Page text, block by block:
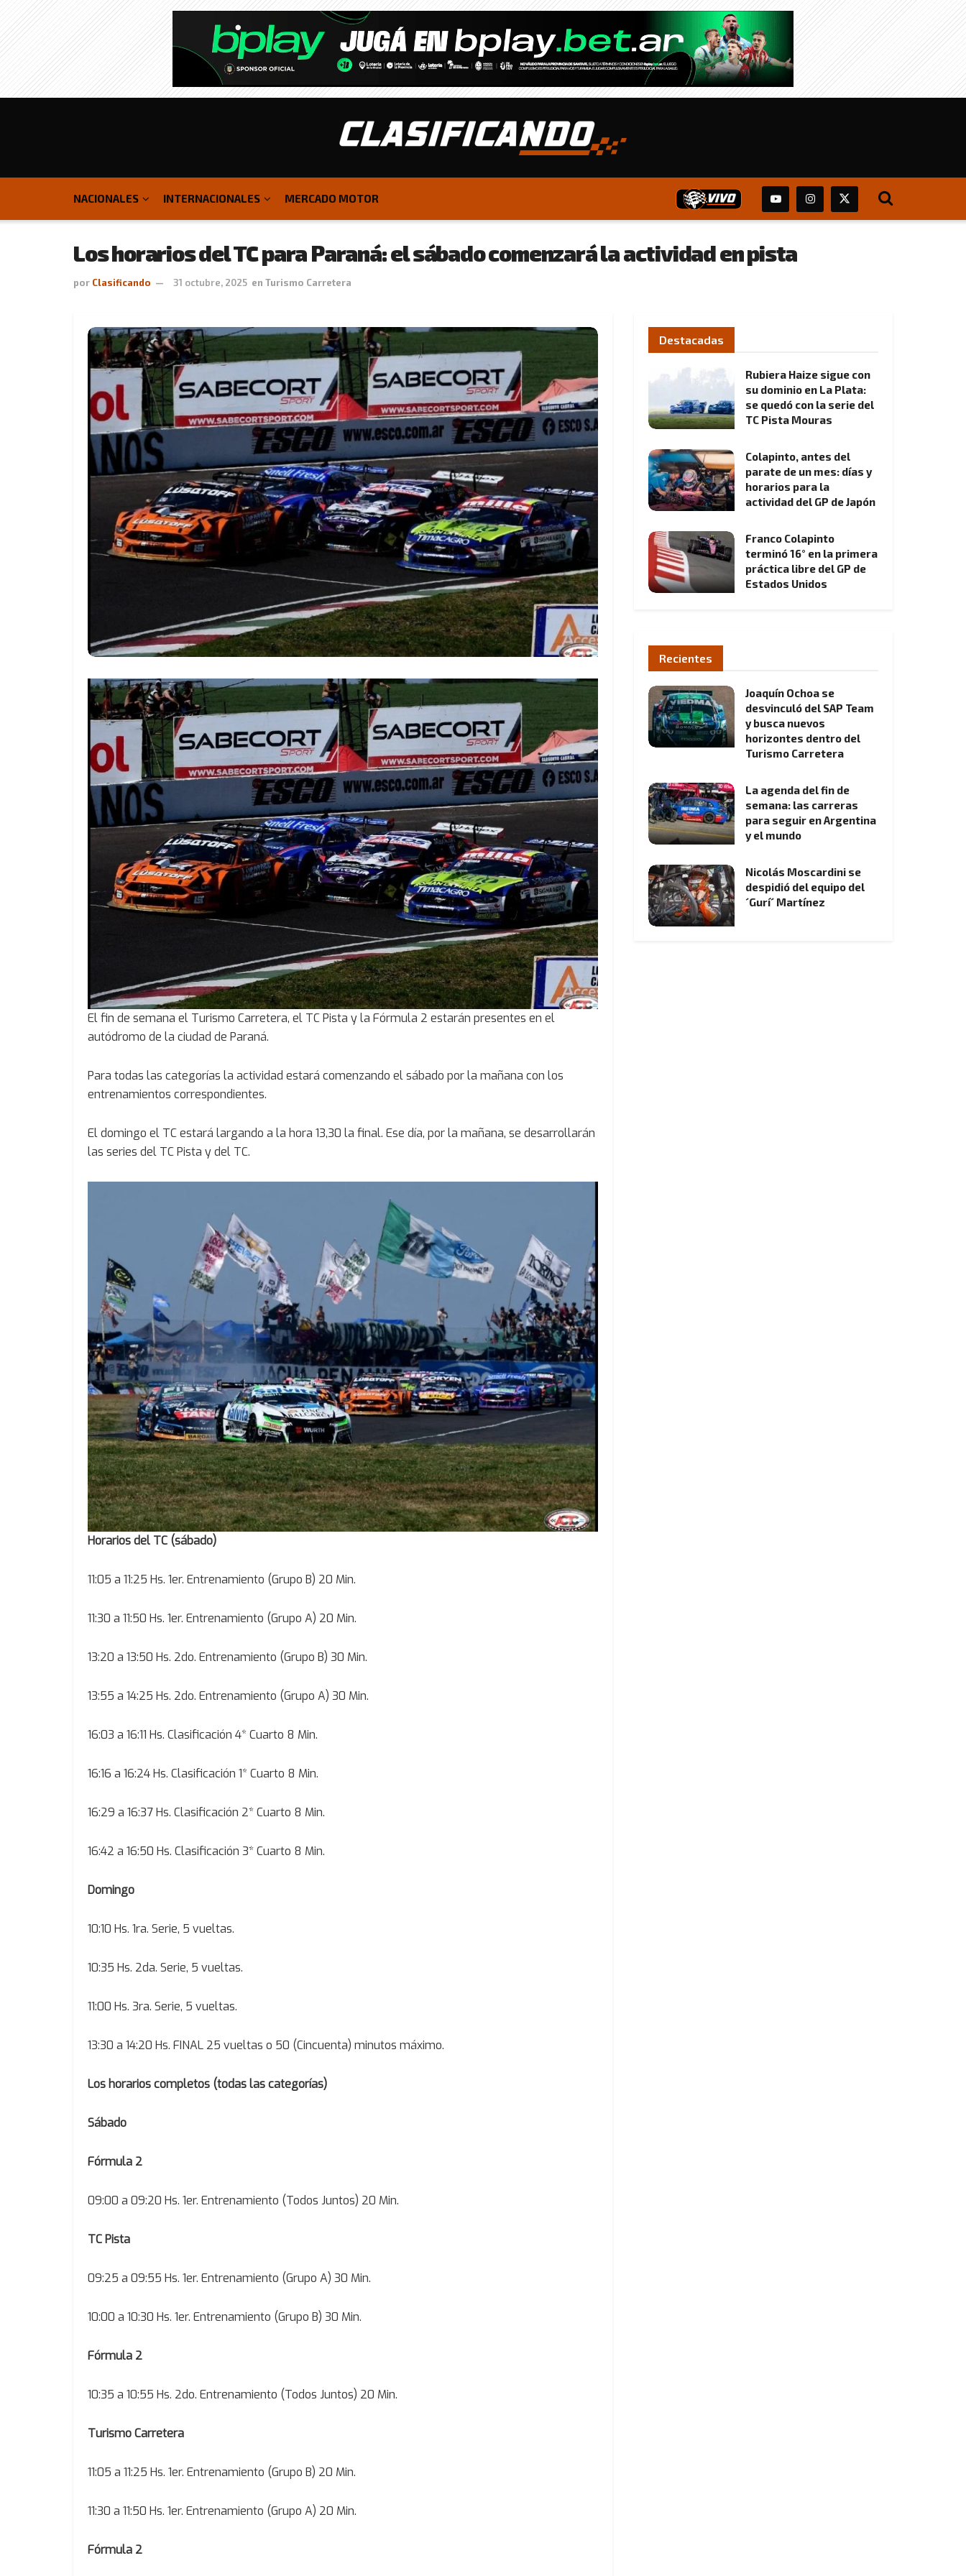
NACIONALES INTERNACIONALES MERCADO MOTOR
Los horarios del TC para Paraná: el sábado comenzará la actividad en pista
por Clasificando 31 octubre, 2025 en Turismo Carretera
El fin de semana el Turismo Carretera, el TC Pista y la Fórmula 2 estarán presentes en el
autódromo de la ciudad de Paraná.
Para todas las categorías la actividad estará comenzando el sábado por la mañana con los
entrenamientos correspondientes.
El domingo el TC estará largando a la hora 13,30 la final. Ese día, por la mañana, se desarrollarán
las series del TC Pista y del TC.
Horarios del TC (sábado)
11:05 a 11:25 Hs. 1er. Entrenamiento (Grupo B) 20 Min.
11:30 a 11:50 Hs. 1er. Entrenamiento (Grupo A) 20 Min.
13:20 a 13:50 Hs. 2do. Entrenamiento (Grupo B) 30 Min.
13:55 a 14:25 Hs. 2do. Entrenamiento (Grupo A) 30 Min.
16:03 a 16:11 Hs. Clasificación 4* Cuarto 8 Min.
16:16 a 16:24 Hs. Clasificación 1* Cuarto 8 Min.
16:29 a 16:37 Hs. Clasificación 2* Cuarto 8 Min.
16:42 a 16:50 Hs. Clasificación 3* Cuarto 8 Min.
Domingo
10:10 Hs. 1ra. Serie, 5 vueltas.
10:35 Hs. 2da. Serie, 5 vueltas.
11:00 Hs. 3ra. Serie, 5 vueltas.
13:30 a 14:20 Hs. FINAL 25 vueltas o 50 (Cincuenta) minutos máximo.
Los horarios completos (todas las categorías)
Sábado
Fórmula 2
09:00 a 09:20 Hs. 1er. Entrenamiento (Todos Juntos) 20 Min.
TC Pista
09:25 a 09:55 Hs. 1er. Entrenamiento (Grupo A) 30 Min.
10:00 a 10:30 Hs. 1er. Entrenamiento (Grupo B) 30 Min.
Fórmula 2
10:35 a 10:55 Hs. 2do. Entrenamiento (Todos Juntos) 20 Min.
Turismo Carretera
11:05 a 11:25 Hs. 1er. Entrenamiento (Grupo B) 20 Min.
11:30 a 11:50 Hs. 1er. Entrenamiento (Grupo A) 20 Min.
Fórmula 2
Destacadas
Rubiera Haize sigue con
su dominio en La Plata:
se quedó con la serie del
TC Pista Mouras
Colapinto, antes del
parate de un mes: días y
horarios para la
actividad del GP de Japón
Franco Colapinto
terminó 16° en la primera
práctica libre del GP de
Estados Unidos
Recientes
Joaquín Ochoa se
desvinculó del SAP Team
y busca nuevos
horizontes dentro del
Turismo Carretera
La agenda del fin de
semana: las carreras
para seguir en Argentina
y el mundo
Nicolás Moscardini se
despidió del equipo del
´Gurí´ Martínez